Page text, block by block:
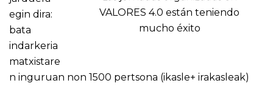
VALORES 4.0 están teniendo
mucho éxito
egin dira:
bata
indarkeria
matxistare
n inguruan non 1500 pertsona (ikasle+ irakasleak)